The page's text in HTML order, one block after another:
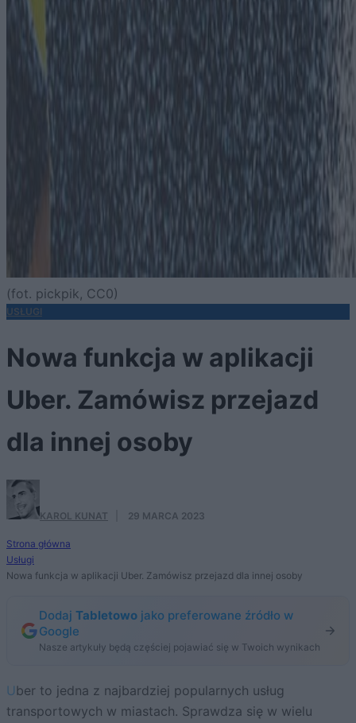
(fot. pickpik, CC0)
USŁUGI
Nowa funkcja w aplikacji
Uber. Zamówisz przejazd
dla innej osoby
KAROL KUNAT 29 MARCA 2023
Strona główna
Usługi
Nowa funkcja w aplikacji Uber. Zamówisz przejazd dla innej osoby
Dodaj Tabletowo jako preferowane źródło w
Google
Nasze artykuły będą częściej pojawiać się w Twoich wynikach
Uber to jedna z najbardziej popularnych usług
transportowych w miastach. Sprawdza się w wielu